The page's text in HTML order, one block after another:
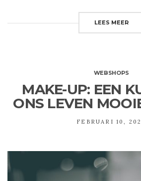
LEES MEER
WEBSHOPS
MAKE-UP: EEN
ONS LEVEN
FEBRUARI 10,